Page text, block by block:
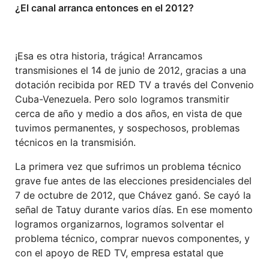
¿El canal arranca entonces en el 2012?
¡Esa es otra historia, trágica! Arrancamos
transmisiones el 14 de junio de 2012, gracias a una
dotación recibida por RED TV a través del Convenio
Cuba-Venezuela. Pero solo logramos transmitir
cerca de año y medio a dos años, en vista de que
tuvimos permanentes, y sospechosos, problemas
técnicos en la transmisión.
La primera vez que sufrimos un problema técnico
grave fue antes de las elecciones presidenciales del
7 de octubre de 2012, que Chávez ganó. Se cayó la
señal de Tatuy durante varios días. En ese momento
logramos organizarnos, logramos solventar el
problema técnico, comprar nuevos componentes, y
con el apoyo de RED TV, empresa estatal que